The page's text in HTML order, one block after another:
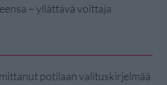
– yllättävä voittaja
potilaan valituskirjelmää